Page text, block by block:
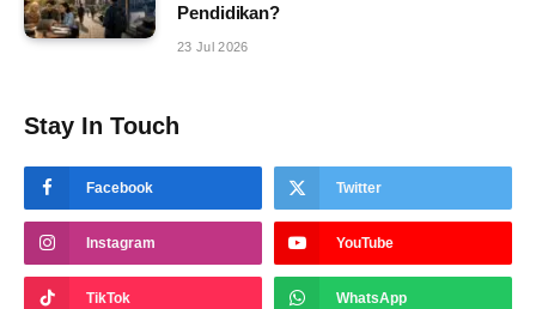
Pendidikan?
23 Jul 2026
Stay In Touch
Facebook Twitter
Instagram YouTube
TikTok WhatsApp